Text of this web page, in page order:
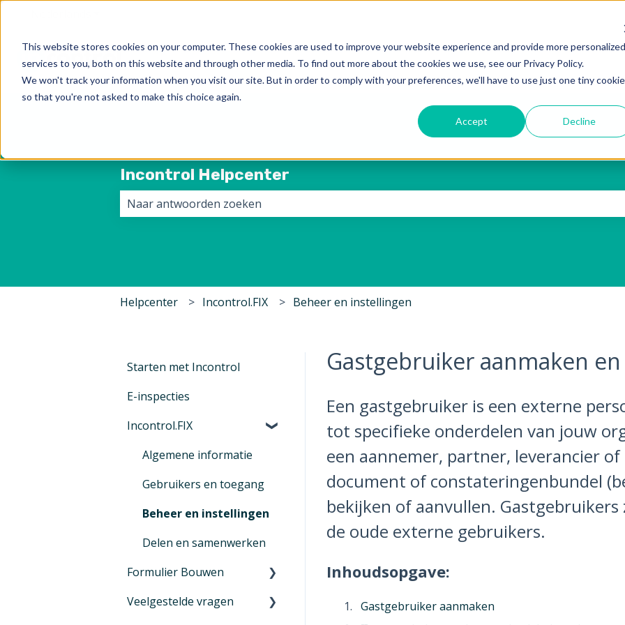
This website stores cookies on your computer. These cookies are used to improve your website experience and provide more personalized
services to you, both on this website and through other media. To find out more about the cookies we use, see our Privacy Policy.
We won't track your information when you visit our site. But in order to comply with your preferences, we'll have to use just one tiny cookie
so that you're not asked to make this choice again.
Accept Decline
Incontrol Helpcenter
Helpcenter Incontrol.FIX Beheer en instellingen
Gastgebruiker aanmaken
Een gastgebruiker is een externe
tot specifieke onderdelen van jouw
een aannemer, partner, leverancier
document of constateringenbundel
bekijken of aanvullen.
de oude externe gebruikers.
Inhoudsopgave:
Gastgebruiker aanmaken
Starten met Incontrol
E-inspecties
Incontrol.FIX
Algemene informatie
Gebruikers en toegang
Beheer en instellingen
Delen en samenwerken
Formulier Bouwen
De eerste stappen
Veelgestelde vragen